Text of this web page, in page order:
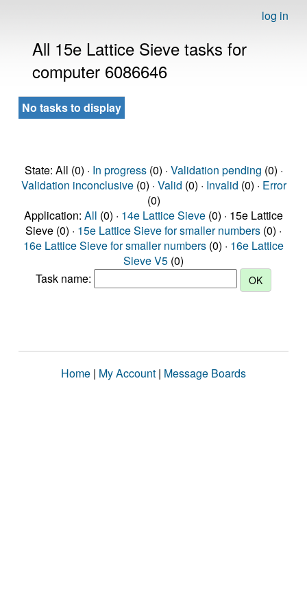
log in
All 15e Lattice Sieve tasks for
computer 6086646
No tasks to display
State: All (0) · In progress(0) · Validation pending (0) ·
Validation inconclusive(0) · Valid (0) · Invalid (0) · Error
(0)
Application: All (0) · 14e Lattice Sieve (0) · 15e Lattice
Sieve (0) · 15e Lattice Sieve for smaller numbers (0) ·
16e Lattice Sieve for smaller numbers (0) · 16e Lattice
Sieve V5 (0)
Task name:
Home | My Account | Message Boards